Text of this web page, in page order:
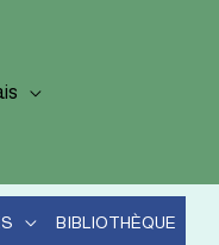
BIBLIOTHÈQUE